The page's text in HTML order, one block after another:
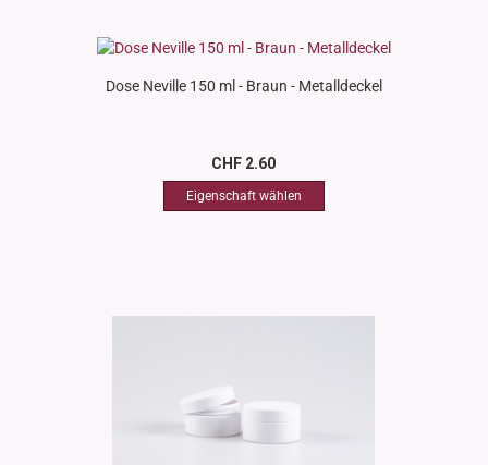
Dose Neville 150 ml - Braun - Metalldeckel
CHF 2.60